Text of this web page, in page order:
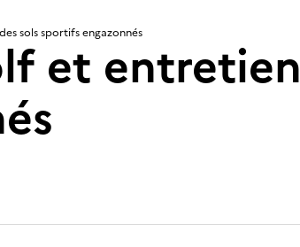
sols sportifs engazonnés
et entretien